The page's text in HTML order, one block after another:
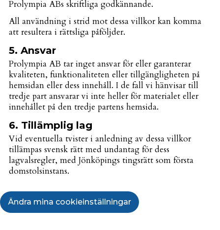
Prolympia ABs skriftliga godkännande.
All användning i strid mot dessa villkor kan komma
att resultera i rättsliga påföljder.
5. Ansvar
Prolympia AB tar inget ansvar för eller garanterar
kvaliteten, funktionaliteten eller tillgängligheten på
hemsidan eller dess innehåll. I de fall vi hänvisar till
tredje part ansvarar vi inte heller för materialet eller
innehållet på den tredje partens hemsida.
6. Tillämplig lag
Vid eventuella tvister i anledning av dessa villkor
tillämpas svensk rätt med undantag för dess
lagvalsregler, med Jönköpings tingsrätt som första
domstolsinstans.
Ändra mina cookieinställningar